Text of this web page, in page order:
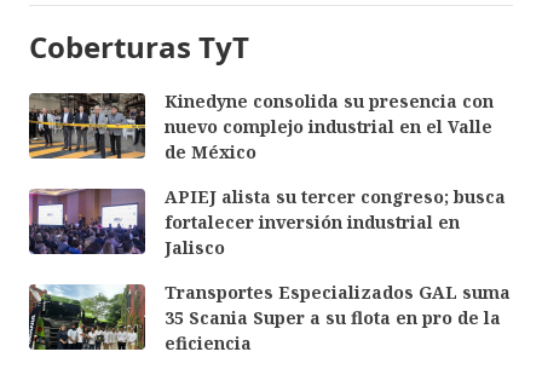
Coberturas TyT
Kinedyne consolida su presencia con
nuevo complejo industrial en el Valle
de México
APIEJ alista su tercer congreso; busca
fortalecer inversión industrial en
Jalisco
Transportes Especializados GAL suma
35 Scania Super a su flota en pro de la
eficiencia